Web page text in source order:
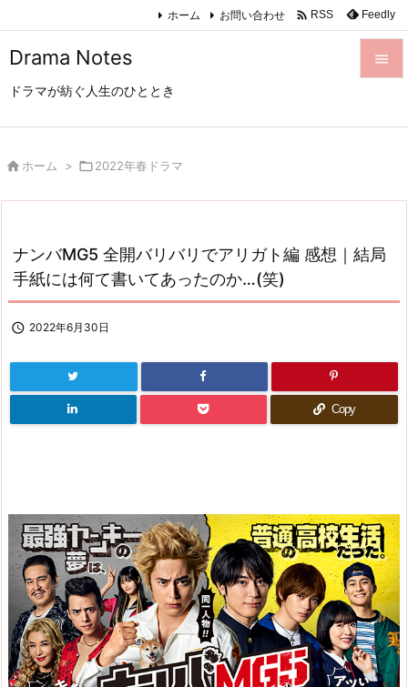
Drama Notes
ドラマが紡ぐ人生のひととき

次へ
検索
ホーム お問い合わせ  RSS Feedly
 ホーム > 2022年春ドラマ
ナンバMG5 全開バリバリでアリガト編 感想｜結局
手紙には何て書いてあったのか…(笑)
 2022年6月30日
Copy